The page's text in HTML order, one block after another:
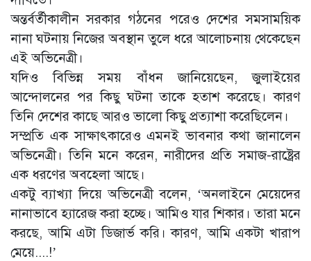
অন্তর্বর্তীকালীন সরকার গঠনের পরেও দেশের সমসাময়িক
নানা ঘটনায় নিজের অবস্থান তুলে ধরে আলোচনায় থেকেছেন
এই অভিনেত্রী।
যদিও বিভিন্ন সময় বাঁধন জানিয়েছেন, জুলাইয়ের
আন্দোলনের পর কিছু ঘটনা তাকে হতাশ করেছে। কারণ
তিনি দেশের কাছে আরও ভালো কিছু প্রত্যাশা করেছিলেন।
সম্প্রতি এক সাক্ষাৎকারেও এমনই ভাবনার কথা জানালেন
অভিনেত্রী। তিনি মনে করেন, নারীদের প্রতি সমাজ-রাষ্ট্রের
এক ধরণের অবহেলা আছে।
একটু ব্যাখ্যা দিয়ে অভিনেত্রী বলেন, ‘অনলাইনে মেয়েদের
নানাভাবে হ্যারেজ করা হচ্ছে। আমিও যার শিকার। তারা মনে
করছে, আমি এটা ডিজার্ভ করি। কারণ, আমি একটা খারাপ
মেয়ে....!’